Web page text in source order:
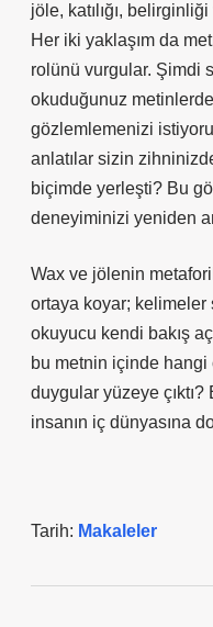
jöle, katılığı,
Her iki yaklaşım da
rolünü vurgular. Şimdi
okuduğunuz
gözlemlemenizi
anlatılar sizin
biçimde yerleşti? Bu
deneyiminizi yeniden
Wax ve jölenin
ortaya koyar; kelimeler
okuyucu kendi bakış
bu metnin içinde hangi
duygular yüzeye
insanın iç dünyasına
Tarih: Makaleler